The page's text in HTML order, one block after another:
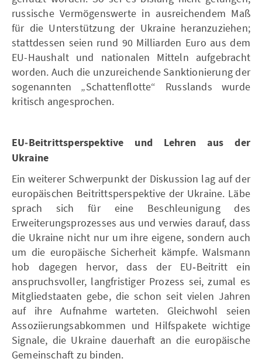
russische Vermögenswerte in ausreichendem Maß
für die Unterstützung der Ukraine heranzuziehen;
stattdessen seien rund 90 Milliarden Euro aus dem
EU-Haushalt und nationalen Mitteln aufgebracht
worden. Auch die unzureichende Sanktionierung der
sogenannten „Schattenflotte“ Russlands wurde
kritisch angesprochen.
EU‑Beitrittsperspektive und Lehren aus der
Ukraine
Ein weiterer Schwerpunkt der Diskussion lag auf der
europäischen Beitrittsperspektive der Ukraine. Läbe
sprach sich für eine Beschleunigung des
Erweiterungsprozesses aus und verwies darauf, dass
die Ukraine nicht nur um ihre eigene, sondern auch
um die europäische Sicherheit kämpfe. Walsmann
hob dagegen hervor, dass der EU‑Beitritt ein
anspruchsvoller, langfristiger Prozess sei, zumal es
Mitgliedstaaten gebe, die schon seit vielen Jahren
auf ihre Aufnahme warteten. Gleichwohl seien
Assoziierungsabkommen und Hilfspakete wichtige
Signale, die Ukraine dauerhaft an die europäische
Gemeinschaft zu binden.